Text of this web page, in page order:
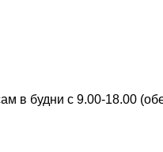
в будни с 9.00-18.00